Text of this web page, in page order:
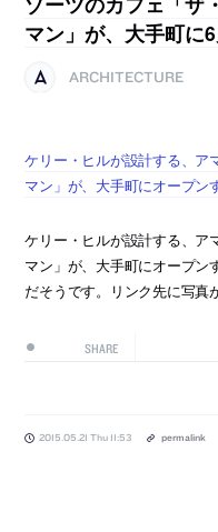
マン」が、大手町に
ARCHITECTURE
ケリー・ヒルが設計する、ア
マン」が、大手町にオープン
ケリー・ヒルが設計する、ア
マン」が、大手町にオープン
だそうです。リンク先に写真
SHARE
2015.05.21 Thu 11:53 permalink